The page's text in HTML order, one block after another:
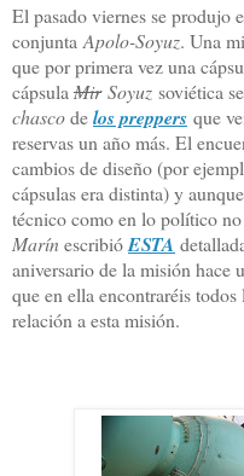
El pasado viernes se produjo
conjunta Apolo-Soyuz. Una
que por primera vez una
cápsula Mir Soyuz soviética
chascodelos preppers que
reservas un año más. El
cambios de diseño (por
cápsulas era distinta) y
técnico como en lo político
MarínescribióESTA
aniversario de la misión hace
que en ella encontraréis todos
relación a esta misión.